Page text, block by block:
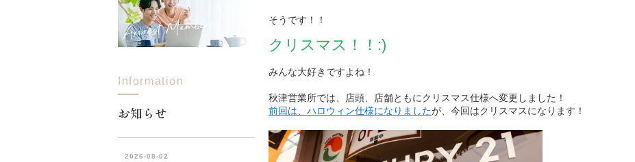
今月の住宅ローン金利 当社提携金融機関
所沢市 川越市
東久留米市
西東京市 東久留米市 東村山市
おうちLABO おうちのリフォーム
そうです！！
クリスマス！！:)
みんな大好きですよね！
秋津営業所では、店頭、店舗ともにクリスマス仕様へ変更しました！
前回は、ハロウィン仕様になりましたが、今回はクリスマスになります！
Information
お知らせ